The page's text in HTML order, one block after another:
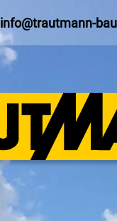
info@trautmann-